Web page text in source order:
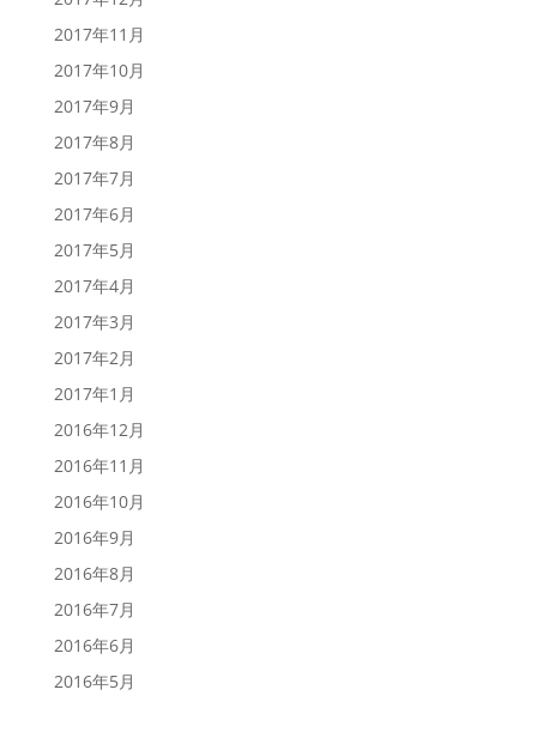
2017年11月
2017年10月
2017年9月
2017年8月
2017年7月
2017年6月
2017年5月
2017年4月
2017年3月
2017年2月
2017年1月
2016年12月
2016年11月
2016年10月
2016年9月
2016年8月
2016年7月
2016年6月
2016年5月